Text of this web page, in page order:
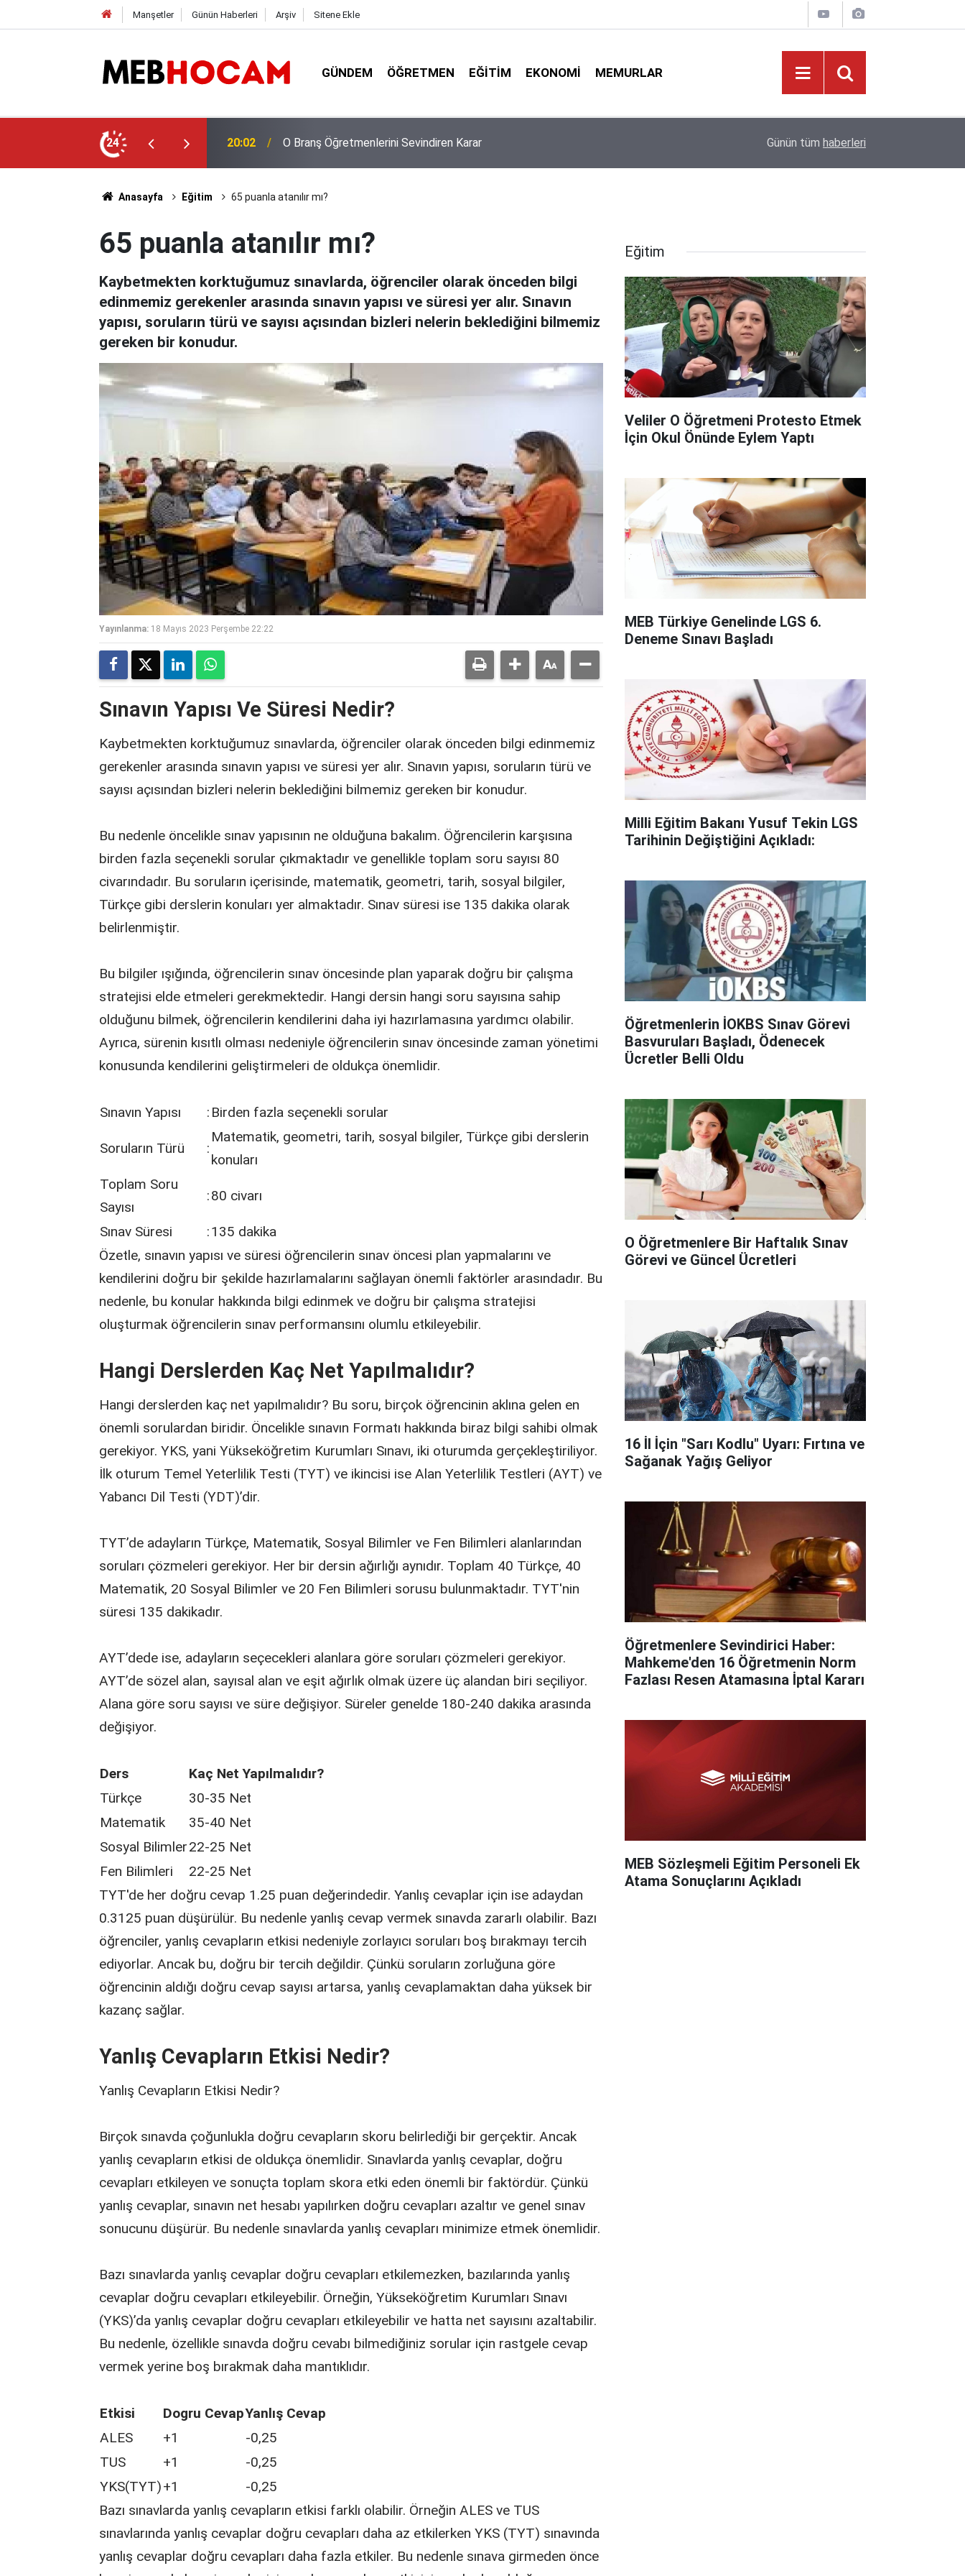
Manşetler Günün Haberleri Arşiv Sitene Ekle
GÜNDEM ÖĞRETMEN EĞITIM EKONOMI MEMURLAR
24 19:03 LGS Nakil Puanları İlk Yerleştirmeyi Aşabilir! İş İkinci Kriterlere Kaldı Okullarda Şiddetin Kökü Kazınacak: TBMM
Günün tüm haberleri
Anasayfa Eğitim 65 puanla atanılır mı?
65 puanla atanılır mı?
Kaybetmekten korktuğumuz sınavlarda, öğrenciler olarak önceden bilgi
edinmemiz gerekenler arasında sınavın yapısı ve süresi yer alır. Sınavın
yapısı, soruların türü ve sayısı açısından bizleri nelerin beklediğini bilmemiz
gereken bir konudur.
Yayınlanma: 18 Mayıs 2023 Perşembe 22:22
Sınavın Yapısı Ve Süresi Nedir?
Kaybetmekten korktuğumuz sınavlarda, öğrenciler olarak önceden bilgi edinmemiz
gerekenler arasında sınavın yapısı ve süresi yer alır. Sınavın yapısı, soruların türü ve
sayısı açısından bizleri nelerin beklediğini bilmemiz gereken bir konudur.
Bu nedenle öncelikle sınav yapısının ne olduğuna bakalım. Öğrencilerin karşısına
birden fazla seçenekli sorular çıkmaktadır ve genellikle toplam soru sayısı 80
civarındadır. Bu soruların içerisinde, matematik, geometri, tarih, sosyal bilgiler,
Türkçe gibi derslerin konuları yer almaktadır. Sınav süresi ise 135 dakika olarak
belirlenmiştir.
Bu bilgiler ışığında, öğrencilerin sınav öncesinde plan yaparak doğru bir çalışma
stratejisi elde etmeleri gerekmektedir. Hangi dersin hangi soru sayısına sahip
olduğunu bilmek, öğrencilerin kendilerini daha iyi hazırlamasına yardımcı olabilir.
Ayrıca, sürenin kısıtlı olması nedeniyle öğrencilerin sınav öncesinde zaman yönetimi
konusunda kendilerini geliştirmeleri de oldukça önemlidir.
Sınavın Yapısı : Birden fazla seçenekli sorular
Soruların Türü :
Matematik, geometri, tarih, sosyal bilgiler, Türkçe gibi derslerin
konuları
Toplam Soru
Sayısı
:80 civarı
Sınav Süresi :135 dakika
Özetle, sınavın yapısı ve süresi öğrencilerin sınav öncesi plan yapmalarını ve
kendilerini doğru bir şekilde hazırlamalarını sağlayan önemli faktörler arasındadır. Bu
nedenle, bu konular hakkında bilgi edinmek ve doğru bir çalışma stratejisi
oluşturmak öğrencilerin sınav performansını olumlu etkileyebilir.
Hangi Derslerden Kaç Net Yapılmalıdır?
Hangi derslerden kaç net yapılmalıdır? Bu soru, birçok öğrencinin aklına gelen en
önemli sorulardan biridir. Öncelikle sınavın Formatı hakkında biraz bilgi sahibi olmak
gerekiyor. YKS, yani Yükseköğretim Kurumları Sınavı, iki oturumda gerçekleştiriliyor.
İlk oturum Temel Yeterlilik Testi (TYT) ve ikincisi ise Alan Yeterlilik Testleri (AYT) ve
Yabancı Dil Testi (YDT)’dir.
TYT’de adayların Türkçe, Matematik, Sosyal Bilimler ve Fen Bilimleri alanlarından
soruları çözmeleri gerekiyor. Her bir dersin ağırlığı aynıdır. Toplam 40 Türkçe, 40
Matematik, 20 Sosyal Bilimler ve 20 Fen Bilimleri sorusu bulunmaktadır. TYT'nin
süresi 135 dakikadır.
AYT’dede ise, adayların seçecekleri alanlara göre soruları çözmeleri gerekiyor.
AYT’de sözel alan, sayısal alan ve eşit ağırlık olmak üzere üç alandan biri seçiliyor.
Alana göre soru sayısı ve süre değişiyor. Süreler genelde 180-240 dakika arasında
değişiyor.
Ders
Kaç Net Yapılmalıdır?
Türkçe
30-35 Net
Matematik
35-40 Net
Sosyal Bilimler22-25 Net
Fen Bilimleri
22-25 Net
TYT'de her doğru cevap 1.25 puan değerindedir. Yanlış cevaplar için ise adaydan
0.3125 puan düşürülür. Bu nedenle yanlış cevap vermek sınavda zararlı olabilir. Bazı
öğrenciler, yanlış cevapların etkisi nedeniyle zorlayıcı soruları boş bırakmayı tercih
ediyorlar. Ancak bu, doğru bir tercih değildir. Çünkü soruların zorluğuna göre
öğrencinin aldığı doğru cevap sayısı artarsa, yanlış cevaplamaktan daha yüksek bir
kazanç sağlar.
Yanlış Cevapların Etkisi Nedir?
Yanlış Cevapların Etkisi Nedir?
Birçok sınavda çoğunlukla doğru cevapların skoru belirlediği bir gerçektir. Ancak
yanlış cevapların etkisi de oldukça önemlidir. Sınavlarda yanlış cevaplar, doğru
cevapları etkileyen ve sonuçta toplam skora etki eden önemli bir faktördür. Çünkü
yanlış cevaplar, sınavın net hesabı yapılırken doğru cevapları azaltır ve genel sınav
sonucunu düşürür. Bu nedenle sınavlarda yanlış cevapları minimize etmek önemlidir.
Bazı sınavlarda yanlış cevaplar doğru cevapları etkilemezken, bazılarında yanlış
cevaplar doğru cevapları etkileyebilir. Örneğin, Yükseköğretim Kurumları Sınavı
(YKS)’da yanlış cevaplar doğru cevapları etkileyebilir ve hatta net sayısını azaltabilir.
Bu nedenle, özellikle sınavda doğru cevabı bilmediğiniz sorular için rastgele cevap
vermek yerine boş bırakmak daha mantıklıdır.
Etkisi Dogru CevapYanlış Cevap
ALES
+1
-0,25
TUS
+1
-0,25
YKS(TYT)+1
-0,25
Bazı sınavlarda yanlış cevapların etkisi farklı olabilir. Örneğin ALES ve TUS
sınavlarında yanlış cevaplar doğru cevapları daha az etkilerken YKS (TYT) sınavında
yanlış cevaplar doğru cevapları daha fazla etkiler. Bu nedenle sınava girmeden önce
Eğitim
Veliler O Öğretmeni Protesto Etmek
İçin Okul Önünde Eylem Yaptı
MEB Türkiye Genelinde LGS 6.
Deneme Sınavı Başladı
Milli Eğitim Bakanı Yusuf Tekin LGS
Tarihinin Değiştiğini Açıkladı:
Öğretmenlerin İOKBS Sınav Görevi
Basvuruları Başladı, Ödenecek
Ücretler Belli Oldu
O Öğretmenlere Bir Haftalık Sınav
Görevi ve Güncel Ücretleri
16 İl İçin "Sarı Kodlu" Uyarı: Fırtına ve
Sağanak Yağış Geliyor
Öğretmenlere Sevindirici Haber:
Mahkeme'den 16 Öğretmenin Norm
Fazlası Resen Atamasına İptal Kararı
MEB Sözleşmeli Eğitim Personeli Ek
Atama Sonuçlarını Açıkladı